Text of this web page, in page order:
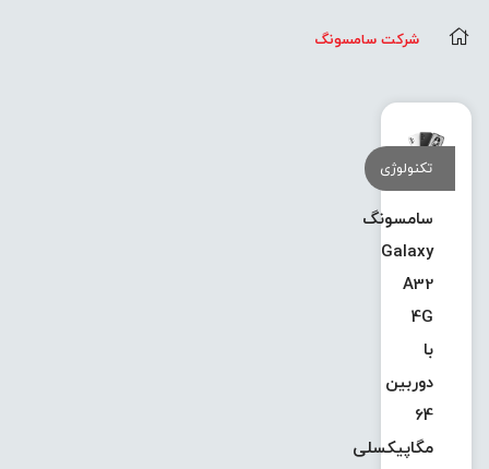
شرکت سامسونگ
تکنولوژی
سامسونگ
Galaxy
A32
4G
با
دوربین
64
مگاپیکسلی